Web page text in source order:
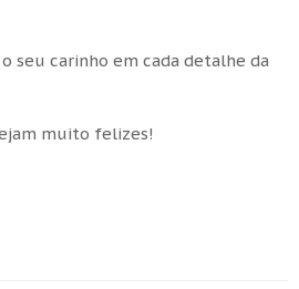
seu carinho em cada detalhe da
muito felizes!